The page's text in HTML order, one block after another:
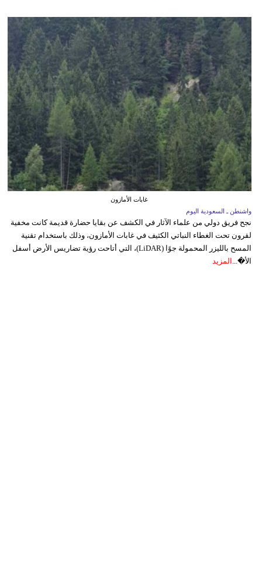
غابات الأمازون
واشنطن ـ السعودية اليوم
نجح فريق دولي من علماء الآثار في الكشف عن بقايا حضارة قديمة كانت مخفية
لقرون تحت الغطاء النباتي الكثيف في غابات الأمازون، وذلك باستخدام تقنية
المسح بالليزر المحمولة جوًا (LiDAR)، التي أتاحت رؤية تضاريس الأرض أسفل
الأ�... المزيد